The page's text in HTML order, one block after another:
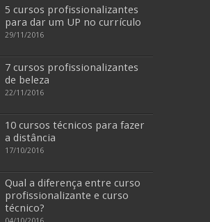
5 cursos profissionalizantes
para dar um UP no currículo
29/11/2016
7 cursos profissionalizantes
de beleza
22/11/2016
10 cursos técnicos para fazer
a distância
17/10/2016
Qual a diferença entre curso
profissionalizante e curso
técnico?